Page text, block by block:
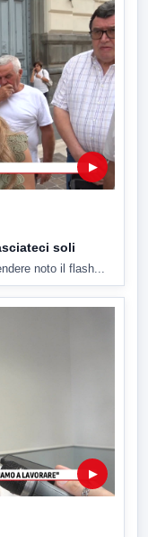
▶
soli
noto il flash...
▶